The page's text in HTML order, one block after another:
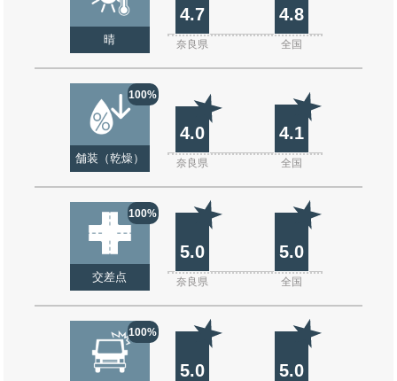
晴
4.7 4.8
奈良県 全国
100%
舗装（乾燥）
4.0 4.1
奈良県 全国
100%
交差点
5.0 5.0
奈良県 全国
100%
5.0 5.0